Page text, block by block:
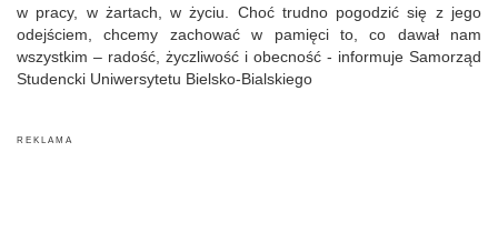
w pracy, w żartach, w życiu. Choć trudno pogodzić się z jego
odejściem, chcemy zachować w pamięci to, co dawał nam
wszystkim – radość, życzliwość i obecność - informuje Samorząd
Studencki Uniwersytetu Bielsko-Bialskiego
R E K L A M A